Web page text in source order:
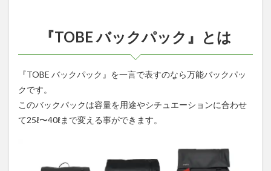
『TOBE バックパック』とは
『TOBE バックパック』を一言で表すのなら万能バックパッ
クです。
このバックパックは容量を用途やシチュエーションに合わせ
て25ℓ〜40ℓまで変える事ができます。